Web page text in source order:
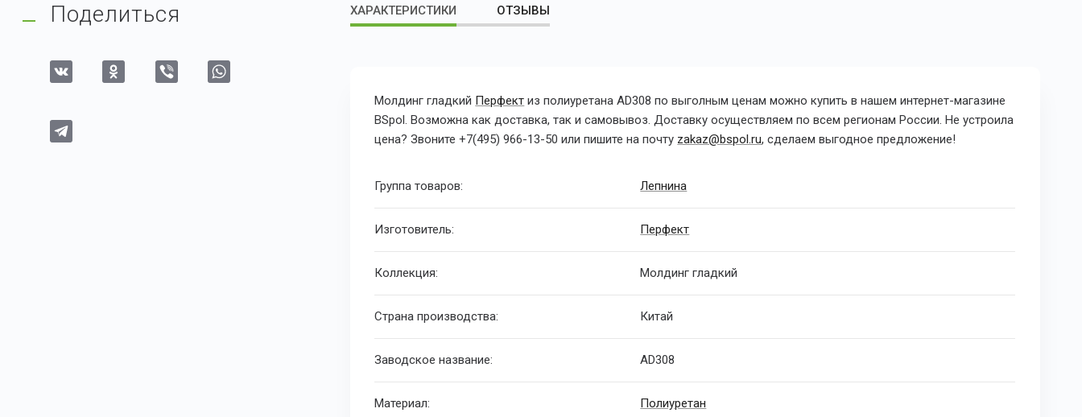
ХАРАКТЕРИСТИКИ ОТЗЫВЫ
Молдинг гладкий Перфект из полиуретана AD308 по выголным ценам можно купить в нашем интернет-магазине
BSpol. Возможна как доставка, так и самовывоз. Доставку осуществляем по всем регионам России. Не устроила
цена? Звоните+7(495) 966-13-50 или пишите на почту zakaz@bspol.ru, сделаем выгодное предложение!
Группа товаров: Лепнина
Изготовитель: Перфект
Коллекция: Молдинг гладкий
Страна производства: Китай
Заводское название: AD308
Материал: Полиуретан
Поделиться